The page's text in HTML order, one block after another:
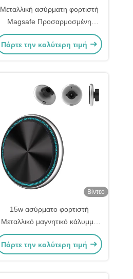
Μεταλλική ασύρματη φορτιστή
Magsafe Προσαρμοσμένη
φορτιστή τηλεφώνου και
ρολογιού Magsafe
Πάρτε την καλύτερη τιμή
Βίντεο
15w ασύρματο φορτιστή
Μεταλλικό μαγνητικό κάλυμμα
αυτοκινήτου με καινοτόμο
σχεδιασμό φωτισμού και
Πάρτε την καλύτερη τιμή